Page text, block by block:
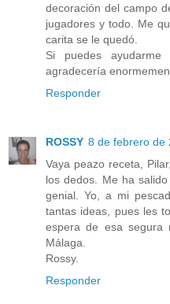
decoración del campo
jugadores y todo. Me
carita se le quedó.
Si puedes
agradecería
Responder
ROSSY 8 de febrero de
Vaya peazo receta,
los dedos. Me ha
genial. Yo, a mi
tantas ideas, pues les
espera de esa segura
Málaga.
Rossy.
Responder